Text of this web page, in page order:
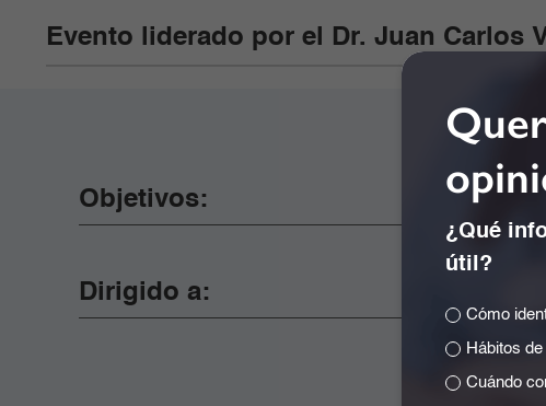
Evento liderado por el Dr. Juan Carlos
Objetivos:
Dirigido a:
¿Qué
útil?
Cómo
Hábitos
Cuándo